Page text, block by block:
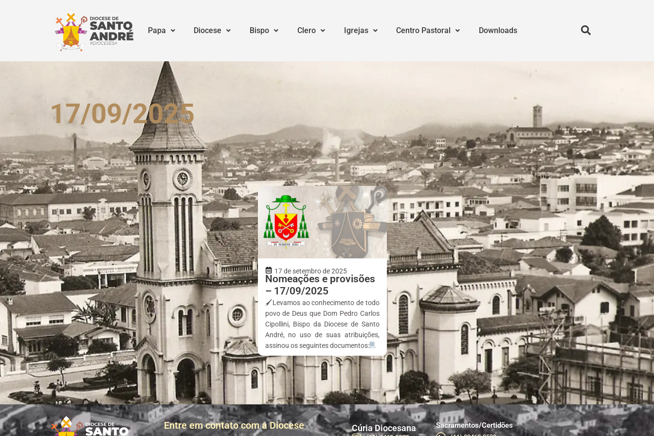
Papa Diocese Bispo Clero Igrejas Centro Pastoral Downloads
17/09/2025
17 de setembro de 2025
Nomeações e provisões
– 17/09/2025
🖌Levamos ao conhecimento de todo
povo de Deus que Dom Pedro Carlos
Cipollini, Bispo da Diocese de Santo
André, no uso de suas atribuições,
assinou os seguintes documentos:
Entre em contato com a Diocese Cúria Diocesana Sacramentos/Certidões